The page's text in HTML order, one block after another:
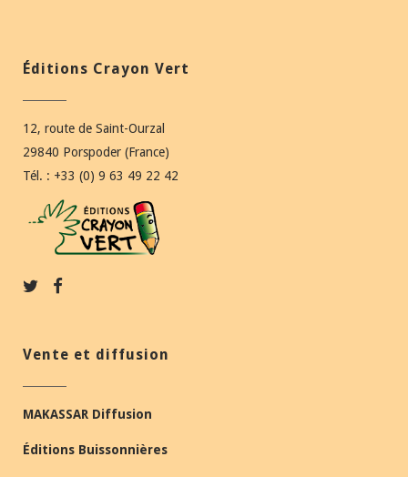
Éditions Crayon Vert
12, route de Saint-Ourzal
29840 Porspoder (France)
Tél. : +33 (0) 9 63 49 22 42
Vente et diffusion
MAKASSAR Diffusion
Éditions Buissonnières